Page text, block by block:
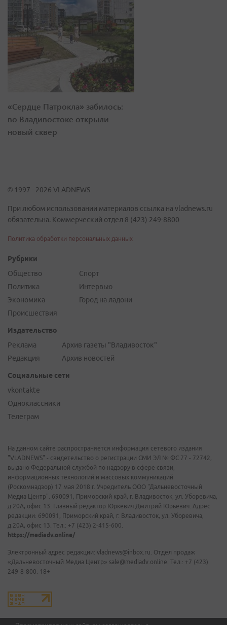
«Сердце Патрокла» забилось:
во Владивостоке открыли
новый сквер
© 1997 - 2026 VLADNEWS
При любом использовании материалов ссылка на vladnews.ru
обязательна. Коммерческий отдел 8 (423) 249-8800
Политика обработки персональных данных
Рубрики
Общество
Политика
Экономика
Происшествия
Спорт
Интервью
Город на ладони
Издательство
Реклама
Редакция
Архив газеты "Владивосток"
Архив новостей
Социальные сети
vkontakte
Одноклассники
Телеграм
На данном сайте распространяется информация сетевого издания
"VLADNEWS" - свидетельство о регистрации СМИ ЭЛ № ФС 77 - 72742,
выдано Федеральной службой по надзору в сфере связи,
информационных технологий и массовых коммуникаций
(Роскомнадзор) 17 мая 2018 г. Учредитель ООО "Дальневосточный
Медиа Центр". 690091, Приморский край, г. Владивосток, ул. Уборевича,
д.20А, офис 13. Главный редактор Юркевич Дмитрий Юрьевич. Адрес
редакции: 690091, Приморский край, г. Владивосток, ул. Уборевича,
д.20А, офис 13. Тел.: +7 (423) 2-415-600.
https://mediadv.online/
Электронный адрес редакции: vladnews@inbox.ru. Отдел продаж
«Дальневосточный Медиа Центр» sale@mediadv.online. Тел.: +7 (423)
249-8-800. 18+